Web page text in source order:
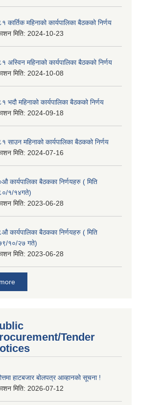
कार्तिक महिनाको कार्यपालिका बैठकको निर्णय
मिति: 2024-10-23
अस्विन महिनाको कार्यपालिका बैठकको निर्णय
मिति: 2024-10-08
भदौ महिनाको कार्यपालिका बैठकको निर्णय
मिति: 2024-09-18
साउन महिनाको कार्यपालिका बैठकको निर्णय
मिति: 2024-07-16
कार्यपालिका बैठकका निर्णयहरु ( मिति
१/१४गते)
मिति: 2023-06-28
कार्यपालिका बैठकका निर्णयहरु ( मिति
१०/२७ गते)
मिति: 2023-06-28
more
Tender
हाटबजार बोलपत्र आव्हानको सूचना !
मिति: 2026-07-12